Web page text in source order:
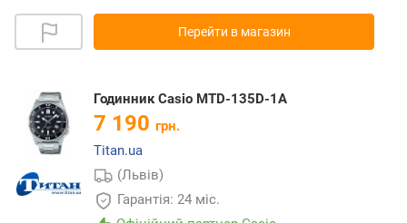
Перейти в магазин
Годинник Casio MTD-135D-1A
7 190 грн.
Titan.ua
(Львів)
Гарантія: 24 міс.